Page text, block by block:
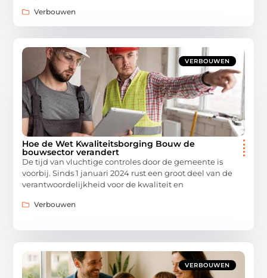
Verbouwen
VERBOUWEN
Hoe de Wet Kwaliteitsborging Bouw de
bouwsector verandert
De tijd van vluchtige controles door de gemeente is
voorbij. Sinds 1 januari 2024 rust een groot deel van de
verantwoordelijkheid voor de kwaliteit en
Verbouwen
VERBOUWEN